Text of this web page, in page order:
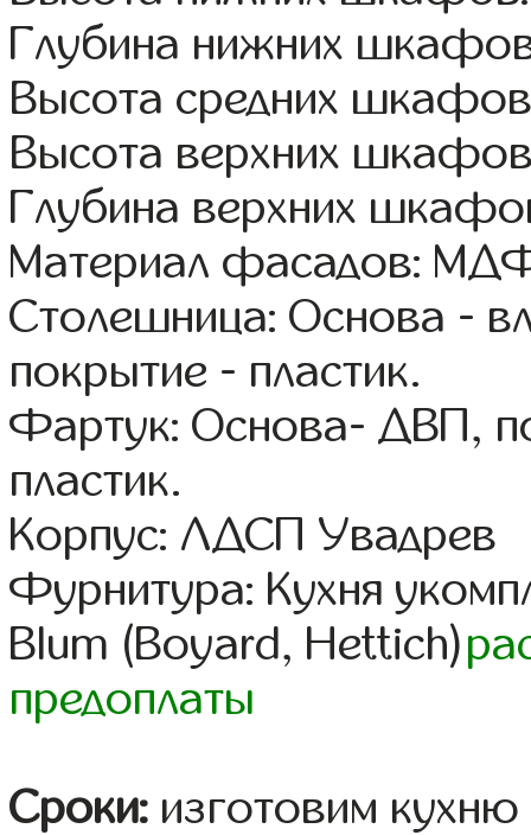
Глубина нижних
Высота средних
Высота верхних
Глубина верхних
Материал фасадов:
Столешница: Основа -
покрытие - пластик.
Фартук: Основа- ДВП,
пластик.
Корпус: ЛДСП Увадрев
Фурнитура: Кухня
Blum (Boyard, Hettich)
предоплаты
Сроки: изготовим